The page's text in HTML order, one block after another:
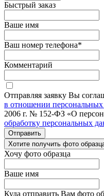
Быстрый заказ
Ваше имя
Ваш номер телефона*
Комментарий
Отправляя заявку Вы
в отношении
2006 г. № 152-ФЗ «О
обработку персональных
Отправить
Хотите получить фото
Хочу фото образца
Ваше имя
Куда отправить Вам фото